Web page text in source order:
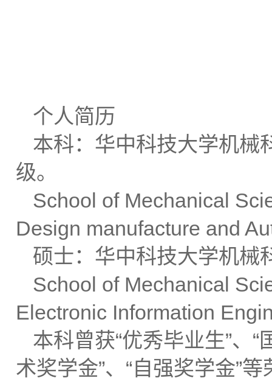
个人简历
本科：华中科技大学机械
级。
School of Mechanical
Design manufacture and
硕士：华中科技大学机械
School of Mechanical
Electronic Information
本科曾获“优秀毕业生”、
术奖学金”、“自强奖学金”等